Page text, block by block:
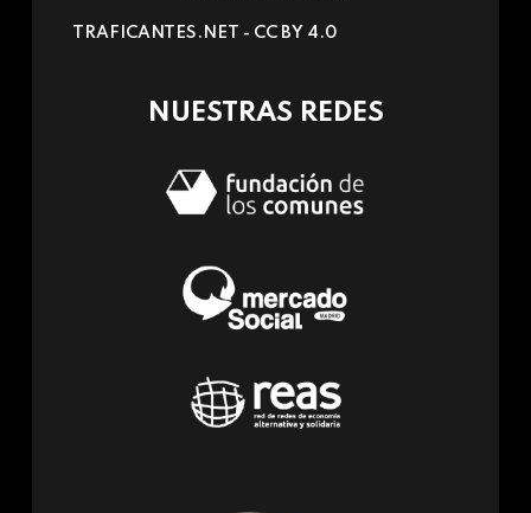
e-
TRAFICANTES.NET - CC BY 4.0
NUESTRAS REDES